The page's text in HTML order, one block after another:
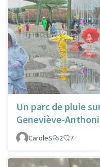
Un parc de pluie
Geneviève-
CaroleS
2 7